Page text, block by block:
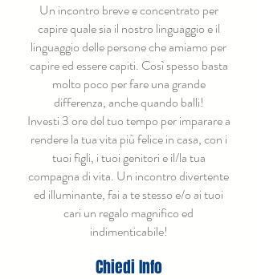
Un incontro breve e concentrato per
capire quale sia il nostro linguaggio e il
linguaggio delle persone che amiamo per
capire ed essere capiti. Così spesso basta
molto poco per fare una grande
differenza, anche quando balli!
Investi 3 ore del tuo tempo per imparare a
rendere la tua vita più felice in casa, con i
tuoi figli, i tuoi genitori e il/la tua
compagna di vita. Un incontro divertente
ed illuminante, fai a te stesso e/o ai tuoi
cari un regalo magnifico ed
indimenticabile!
Chiedi Info